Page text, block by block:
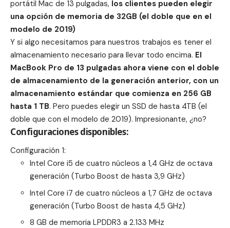
portátil Mac de 13 pulgadas, los clientes pueden elegir
una opción de memoria de 32GB (el doble que en el
modelo de 2019)
Y si algo necesitamos para nuestros trabajos es tener el
almacenamiento necesario para llevar todo encima. El
MacBook Pro de 13 pulgadas ahora viene con el doble
de almacenamiento de la generación anterior, con un
almacenamiento estándar que comienza en 256 GB
hasta 1 TB. Pero puedes elegir un SSD de hasta 4TB (el
doble que con el modelo de 2019). Impresionante, ¿no?
Configuraciones disponibles:
Configuración 1:
Intel Core i5 de cuatro núcleos a 1,4 GHz de octava
generación (Turbo Boost de hasta 3,9 GHz)
Intel Core i7 de cuatro núcleos a 1,7 GHz de octava
generación (Turbo Boost de hasta 4,5 GHz)
8 GB de memoria LPDDR3 a 2.133 MHz